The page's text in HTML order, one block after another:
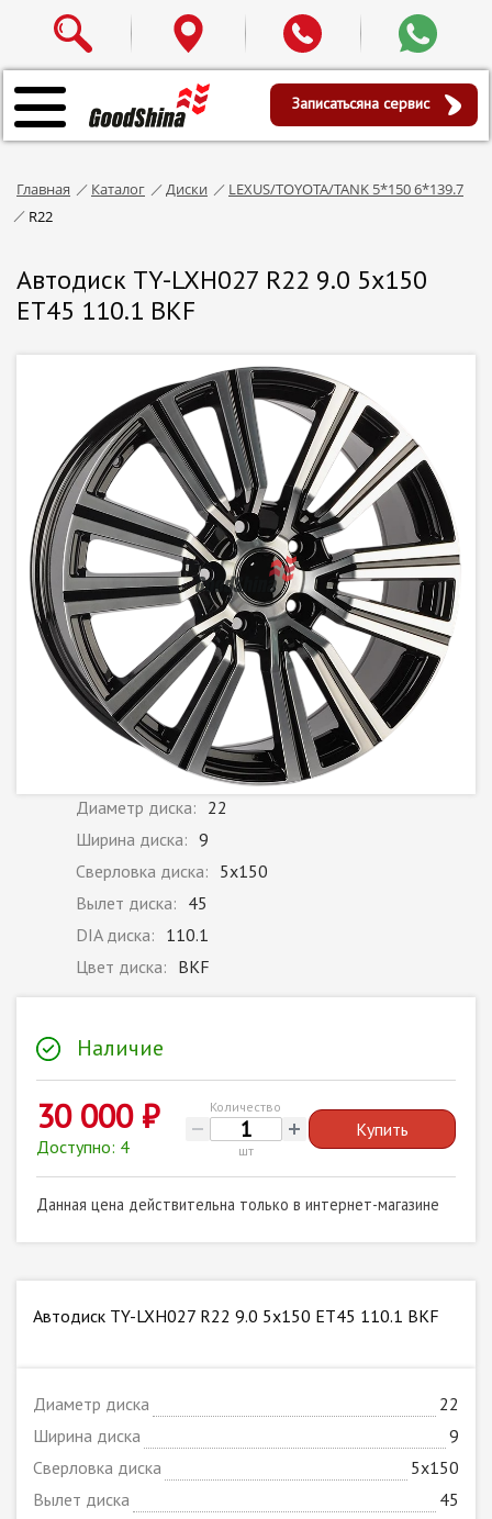
Записатьсяна сервис
Главная Каталог Диски
LEXUS/TOYOTA/ТАNK 5*150 6*139.7
R22
Автодиск TY-LXH027 R22 9.0 5x150
ET45 110.1 BKF
Диаметр диска: 22
Ширина диска: 9
Сверловка диска: 5x150
Вылет диска: 45
DIA диска: 110.1
Цвет диска: BKF
Наличие
30 000 ₽
Доступно: 4
Количество
шт
Купить
Данная цена действительна только в интернет-магазине
Автодиск TY-LXH027 R22 9.0 5x150 ET45 110.1 BKF
Диаметр диска
22
Ширина диска
9
Сверловка диска
5x150
Вылет диска
45